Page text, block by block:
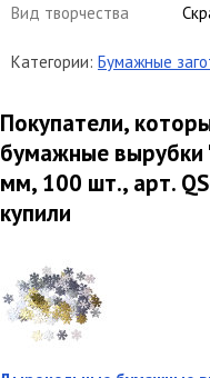
Вид творчества
Категории: Бумажные
Покупатели,
бумажные вырубки
мм, 100 шт., арт.
купили